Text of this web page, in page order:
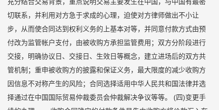
切联系，并利用对方急于求成的心理，迫使对方律师做出不小让
步，从而使合同达到权利义务的上基本对等，并同意付款方式由预
付改为监管帐户支付，由被收购方承担监管费用；双方分阶段进行
交接，明确协议日、交接日、生效日等概念，建立进场后的双方共
管机制；重申被收购方的披露和保证义务，最大限度的减少收购方
因信息不对称产生的风险；合同选择适用中华人民共和国法律并选
择通过在中国国际贸易仲裁委员会仲裁解决争议等等。 (四)变更手